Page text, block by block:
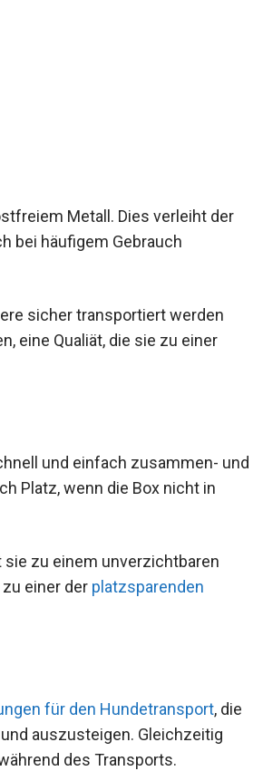
Metall. Dies verleiht der
bei häufigem Gebrauch
sicher transportiert werden
eine Qualiät, die sie zu einer
und einfach zusammen- und
Platz, wenn die Box nicht in
sie zu einem unverzichtbaren
einer der platzsparenden
für den Hundetransport, die
auszusteigen. Gleichzeitig
des Transports.